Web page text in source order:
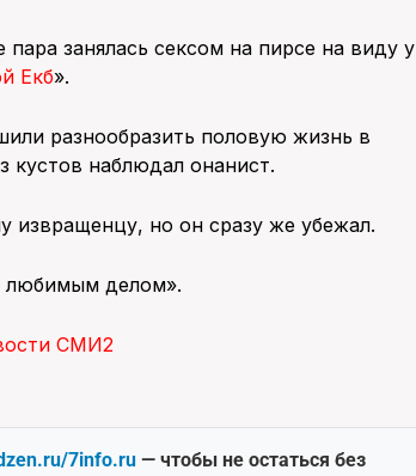
занялась сексом на пирсе на виду у
Екб».
разнообразить половую жизнь в
кустов наблюдал онанист.
извращенцу, но он сразу же убежал.
любимым делом».
СМИ2
7info.ru — чтобы не остаться без